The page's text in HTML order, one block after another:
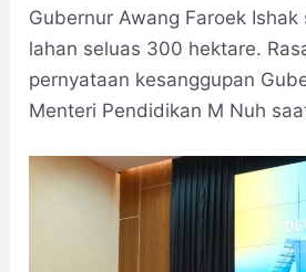
Gubernur Awang Faroek
lahan seluas 300 hektare.
pernyataan kesanggupan
Menteri Pendidikan M Nuh